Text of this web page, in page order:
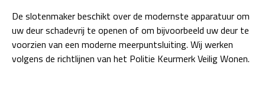
De slotenmaker beschikt over de modernste apparatuur om
uw deur schadevrij te openen of om bijvoorbeeld uw deur te
voorzien van een moderne meerpuntsluiting. Wij werken
volgens de richtlijnen van het Politie Keurmerk Veilig Wonen.